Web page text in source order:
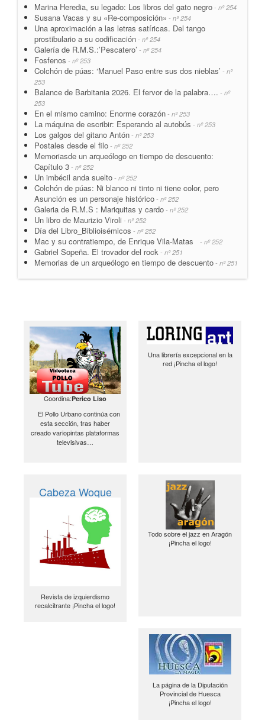
Marina Heredia, su legado: Los libros del gato negro - nº 254
Susana Vacas y su «Re-composición» - nº 254
Una aproximación a las letras satíricas. Del tango
prostibulario a su codificación - nº 254
Galería de R.M.S.:’Pescatero’ - nº 254
Fosfenos - nº 253
Colchón de púas: ‘Manuel Paso entre sus dos nieblas’ - nº
253
Balance de Barbitania 2026. El fervor de la palabra…. - nº
253
En el mismo camino: Enorme corazón - nº 253
La máquina de escribir: Esperando al autobús - nº 253
Los galgos del gitano Antón - nº 253
Postales desde el filo - nº 252
Memoriasde un arqueólogo en tiempo de descuento:
Capítulo 3 - nº 252
Un imbécil anda suelto - nº 252
Colchón de púas: Ni blanco ni tinto ni tiene color, pero
Asunción es un personaje histórico - nº 252
Galeria de R.M.S : Mariquitas y cardo - nº 252
Un libro de Maurizio Viroli - nº 252
Día del Libro_Biblioisémicos - nº 252
Mac y su contratiempo, de Enrique Vila-Matas - nº 252
Gabriel Sopeña. El trovador del rock - nº 251
Memorias de un arqueólogo en tiempo de descuento - nº 251
Coordina:Perico Liso
El Pollo Urbano continúa con
esta sección, tras haber
creado variopintas plataformas
televisivas…
Una librería excepcional en la
red ¡Pincha el logo!
Cabeza Woque
Revista de izquierdismo
recalcitrante ¡Pincha el logo!
Todo sobre el jazz en Aragón
¡Pincha el logo!
La página de la Diputación
Provincial de Huesca
¡Pincha el logo!